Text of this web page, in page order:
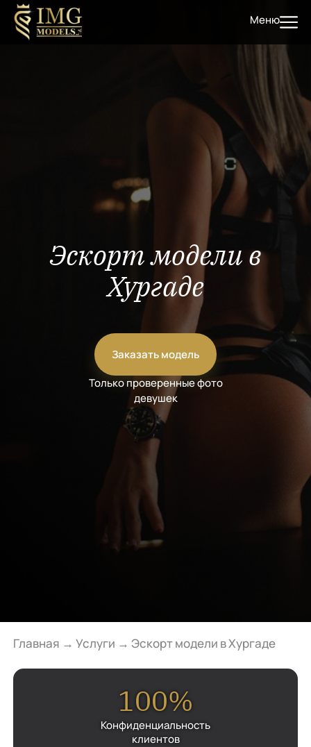
Меню
Эскорт модели в
Хургаде
Заказать модель
Только проверенные фото
девушек
Главная → Услуги → Эскорт модели в Хургаде
100%
Конфиденциальность
клиентов